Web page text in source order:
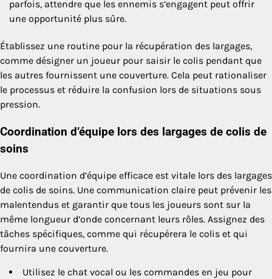
parfois, attendre que les ennemis s’engagent peut offrir
une opportunité plus sûre.
Établissez une routine pour la récupération des largages,
comme désigner un joueur pour saisir le colis pendant que
les autres fournissent une couverture. Cela peut rationaliser
le processus et réduire la confusion lors de situations sous
pression.
Coordination d’équipe lors des largages de colis de
soins
Une coordination d’équipe efficace est vitale lors des largages
de colis de soins. Une communication claire peut prévenir les
malentendus et garantir que tous les joueurs sont sur la
même longueur d’onde concernant leurs rôles. Assignez des
tâches spécifiques, comme qui récupérera le colis et qui
fournira une couverture.
Utilisez le chat vocal ou les commandes en jeu pour